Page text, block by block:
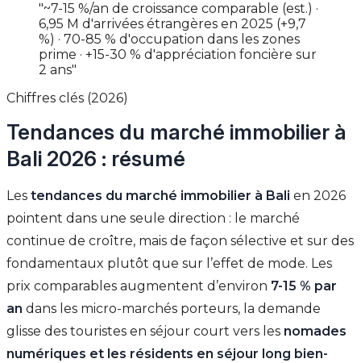
"~7-15 %/an de croissance comparable (est.) ·
6,95 M d'arrivées étrangères en 2025 (+9,7
%) · 70-85 % d'occupation dans les zones
prime · +15-30 % d'appréciation foncière sur
2 ans"
Chiffres clés (2026)
Tendances du marché immobilier à
Bali 2026 : résumé
Les tendances du marché immobilier à Bali en 2026
pointent dans une seule direction : le marché
continue de croître, mais de façon sélective et sur des
fondamentaux plutôt que sur l’effet de mode. Les
prix comparables augmentent d’environ 7-15 % par
an dans les micro-marchés porteurs, la demande
glisse des touristes en séjour court vers les nomades
numériques et les résidents en séjour long bien-